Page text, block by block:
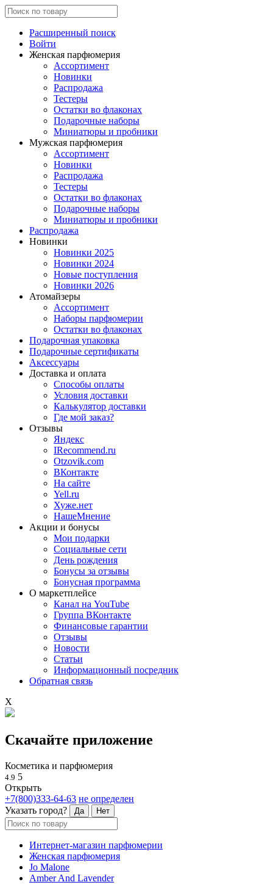
Расширенный поиск
Войти
Женская парфюмерия
Ассортимент
Новинки
Распродажа
Тестеры
Остатки во флаконах
Подарочные наборы
Миниатюры и пробники
Мужская парфюмерия
Ассортимент
Новинки
Распродажа
Тестеры
Остатки во флаконах
Подарочные наборы
Миниатюры и пробники
Распродажа
Новинки
Новинки 2025
Новинки 2024
Новые поступления
Новинки 2026
Атомайзеры
Ассортимент
Наборы парфюмерии
Остатки во флаконах
Подарочная упаковка
Подарочные сертификаты
Аксессуары
Доставка и оплата
Способы оплаты
Условия доставки
Калькулятор доставки
Где мой заказ?
Отзывы
Яндекс
IRecommend.ru
Otzovik.com
ВКонтакте
На сайте
Yell.ru
Хуже.нет
НашеМнение
Акции и бонусы
Мои подарки
Социальные сети
День рождения
Бонусы за отзывы
Бонусная программа
О маркетплейсе
Канал на YouTube
Группа ВКонтакте
Финансовые гарантии
Отзывы
Новости
Статьи
Информационный посредник
Обратная связь
X
Скачайте приложение
Косметика и парфюмерия
4.9 5
Открыть
+7(800)333-64-63 не определен
Указать город?
Да Нет
Интернет-магазин парфюмерии
Женская парфюмерия
Jo Malone
Amber And Lavender